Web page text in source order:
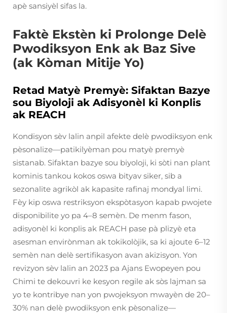
apè sansiyèl sifas la.
Faktè Ekstèn ki Prolonge Delè
Pwodiksyon Enk ak Baz Sive
(ak Kòman Mitije Yo)
Retad Matyè Premyè: Sifaktan Bazye
sou Biyoloji ak Adisyonèl ki Konplis
ak REACH
Kondisyon sèv lalin anpil afekte delè pwodiksyon enk
pèsonalize—patikilyèman pou matyè premyè
sistanab. Sifaktan bazye sou biyoloji, ki sòti nan plant
kominis tankou kokos oswa bityav siker, sib a
sezonalite agrikòl ak kapasite rafinaj mondyal limi.
Fèy kip oswa restriksyon ekspòtasyon kapab pwojete
disponibilite yo pa 4–8 semèn. De menm fason,
adisyonèl ki konplis ak REACH pase pà plizyè eta
asesman envirònman ak tokikolòjik, sa ki ajoute 6–12
semèn nan delè sertifikasyon avan akizisyon. Yon
revizyon sèv lalin an 2023 pa Ajans Ewopeyen pou
Chimi te dekouvri ke kesyon regile ak sòs lajman sa
yo te kontribye nan yon pwojeksyon mwayèn de 20–
30% nan delè pwodiksyon enk pèsonalize—